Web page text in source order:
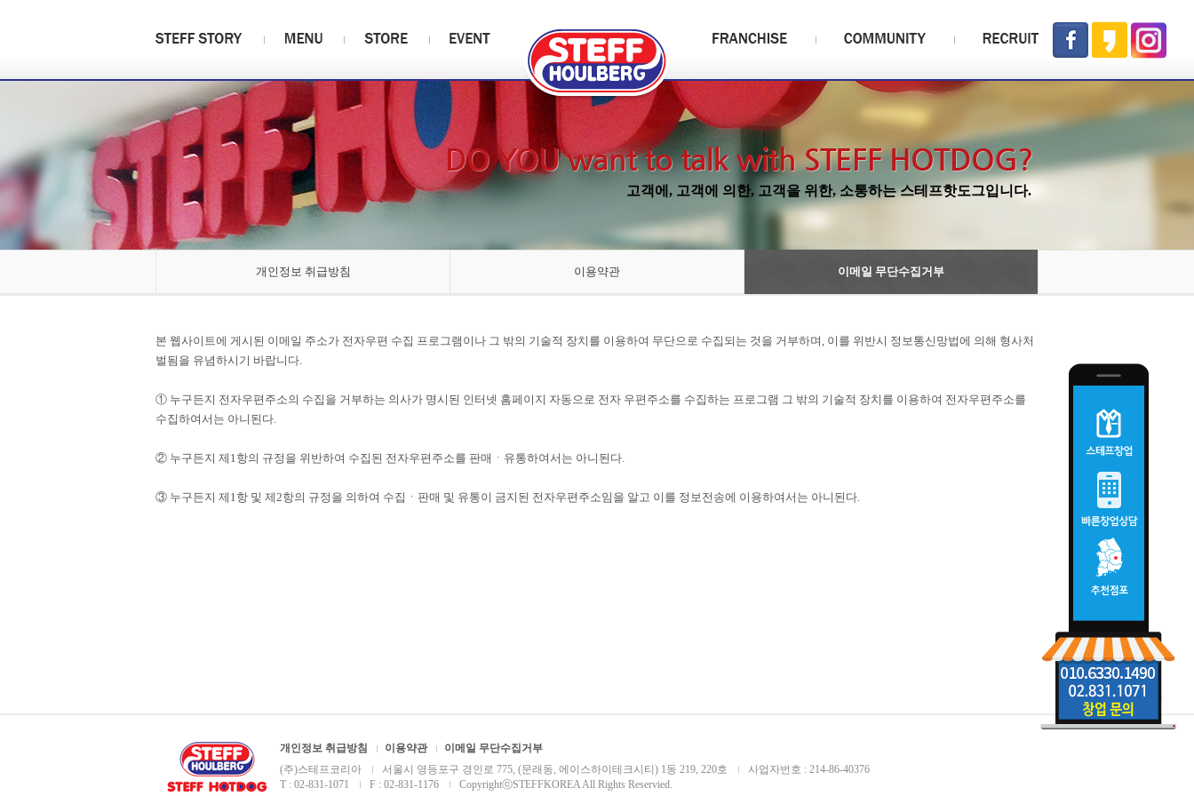
고객에, 고객에 의한, 고객을 위한, 소통하는 스테프핫도그입니다.
개인정보 취급방침 이용약관 이메일 무단수집거부
본 웹사이트에 게시된 이메일 주소가 전자우편 수집 프로그램이나 그 밖의 기술적 장치를 이용하여 무단으로 수집되는 것을 거부하며, 이를 위반시 정보통신망법에 의해 형사처
벌됨을 유념하시기 바랍니다.
① 누구든지 전자우편주소의 수집을 거부하는 의사가 명시된 인터넷 홈페이지 자동으로 전자 우편주소를 수집하는 프로그램 그 밖의 기술적 장치를 이용하여 전자우편주소를
수집하여서는 아니된다.
② 누구든지 제1항의 규정을 위반하여 수집된 전자우편주소를 판매ㆍ유통하여서는 아니된다.
③ 누구든지 제1항 및 제2항의 규정을 의하여 수집ㆍ판매 및 유통이 금지된 전자우편주소임을 알고 이를 정보전송에 이용하여서는 아니된다.
개인정보 취급방침 이용약관
이메일 무단수집거부
(주)스테프코리아
서울시 영등포구 경인로 775, (문래동, 에이스하이테크시티) 1동 219, 220호
사업자번호 : 214-86-40376
T : 02-831-1071
F : 02-831-1176 CopyrightⓒSTEFFKOREA All Rights Reservied.